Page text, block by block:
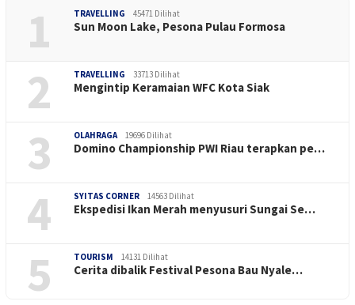
1 TRAVELLING 45471 Dilihat
Sun Moon Lake, Pesona Pulau Formosa
2 TRAVELLING 33713 Dilihat
Mengintip Keramaian WFC Kota Siak
3 OLAHRAGA 19696 Dilihat
Domino Championship PWI Riau terapkan pe…
4 SYITAS CORNER 14563 Dilihat
Ekspedisi Ikan Merah menyusuri Sungai Se…
5 TOURISM 14131 Dilihat
Cerita dibalik Festival Pesona Bau Nyale…